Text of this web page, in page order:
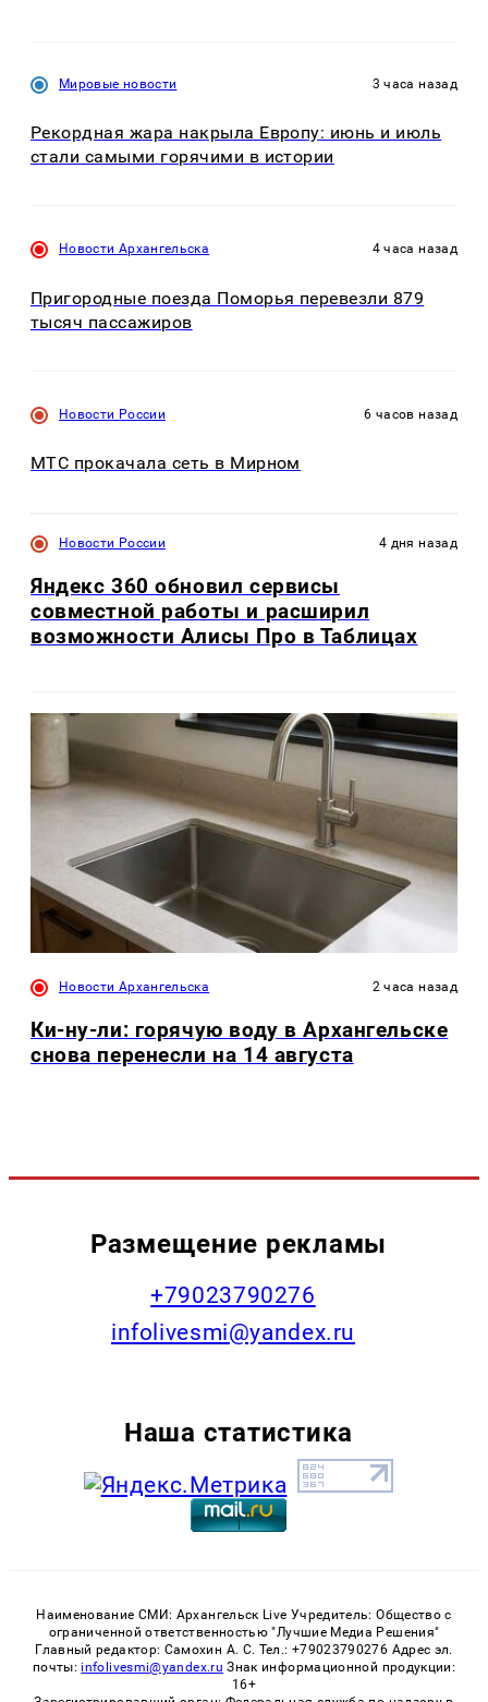
Мировые новости 3 часа назад
Рекордная жара накрыла Европу: июнь и июль
стали самыми горячими в истории
Новости Архангельска 4 часа назад
Пригородные поезда Поморья перевезли 879
тысяч пассажиров
Новости России 6 часов назад
МТС прокачала сеть в Мирном
Новости России 4 дня назад
Яндекс 360 обновил сервисы
совместной работы и расширил
возможности Алисы Про в Таблицах
Новости Архангельска 2 часа назад
Ки-ну-ли: горячую воду в Архангельске
снова перенесли на 14 августа
Размещение рекламы
+79023790276
infolivesmi@yandex.ru
Наша статистика
Наименование СМИ: Архангельск Live Учредитель: Общество с
ограниченной ответственностью "Лучшие Медиа Решения"
Главный редактор: Самохин А. С. Тел.: +79023790276 Адрес эл.
почты: infolivesmi@yandex.ru Знак информационной продукции:
16+